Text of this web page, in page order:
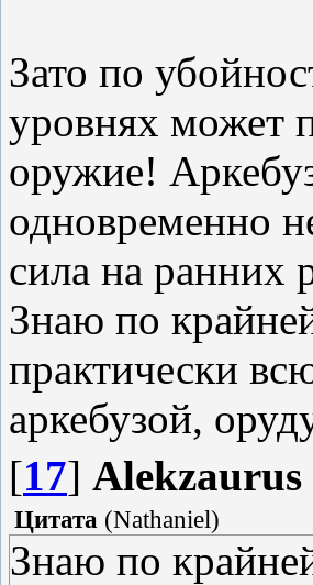
Зато по
уровнях может
оружие!
одновременно
сила на ранних
Знаю по
практически
аркебузой,
[17] Alekzaurus
Цитата (Nathaniel)
Знаю по